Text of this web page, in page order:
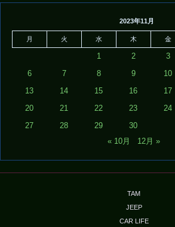
2023年11月
月 火 水 木 金
1 2 3
6 7 8 9 10
13 14 15 16 17
20 21 22 23 24
27 28 29
30
« 10月
12月 »
TAM
JEEP
CAR LIFE